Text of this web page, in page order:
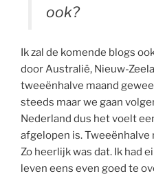
ook?
Ik zal de komende blogs
door Australië, Nieuw-
tweeënhalve maand
steeds maar we gaan
Nederland dus het voelt
afgelopen is. Tweeënhalve
Zo heerlijk was dat. Ik had
leven eens even goed te